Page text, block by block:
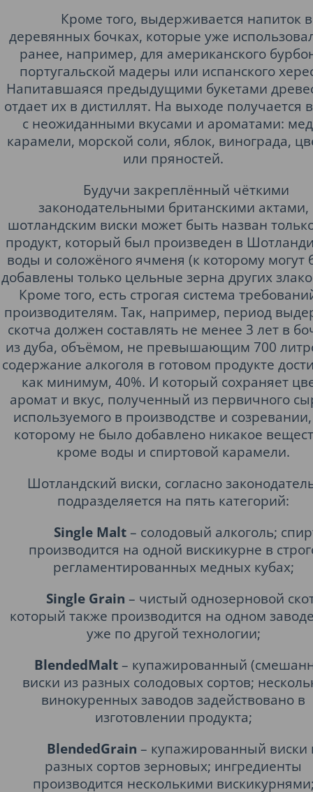
Кроме того, выдерживается напиток в
деревянных бочках, которые уже
ранее, например, для американского
португальской мадеры или испанского
Напитавшаяся предыдущими букетами
отдает их в дистиллят. На выходе получается
с неожиданными вкусами и ароматами:
карамели, морской соли, яблок, винограда,
или пряностей.
Будучи закреплённый чёткими
законодательными британскими актами,
шотландским виски может быть назван
продукт, который был произведен в
воды и соложёного ячменя (к которому могут
добавлены только цельные зерна других
Кроме того, есть строгая система
производителям. Так, например, период
скотча должен составлять не менее 3 лет в
из дуба, объёмом, не превышающим 700
содержание алкоголя в готовом продукте
как минимум, 40%. И который сохраняет
аромат и вкус, полученный из первичного
используемого в производстве и
которому не было добавлено никакое
кроме воды и спиртовой карамели.
Шотландский виски, согласно
подразделяется на пять категорий:
Single Malt – солодовый алкоголь;
производится на одной вискикурне в
регламентированных медных кубах;
Single Grain – чистый однозерновой
который также производится на одном
уже по другой технологии;
BlendedMalt – купажированный
виски из разных солодовых сортов;
винокуренных заводов задействовано в
изготовлении продукта;
BlendedGrain – купажированный виски
разных сортов зерновых; ингредиенты
производится несколькими